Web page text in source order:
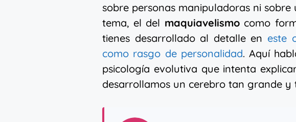
sobre personas manipuladoras ni
tema, el del maquiavelismocomo
tienes desarrollado al detalle en este
como rasgo de personalidad. Aquí
psicología evolutiva que intenta
desarrollamos un cerebro tan grande y